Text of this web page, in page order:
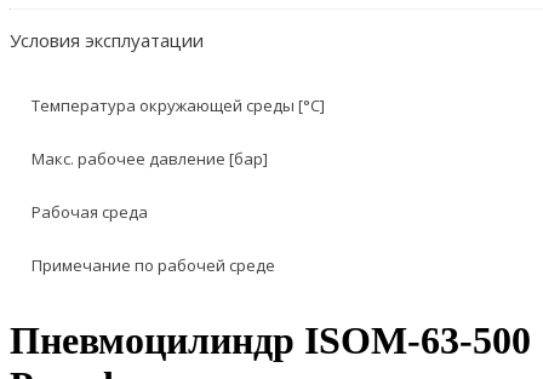
Условия эксплуатации
Температура окружающей среды [°C]
Макс. рабочее давление [бар]
Рабочая среда
Примечание по рабочей среде
Пневмоцилиндр ISOM-63-500